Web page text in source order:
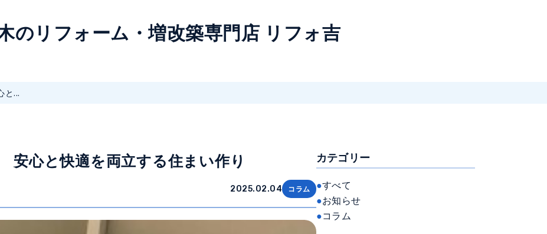
のリフォーム・増改築専門店 リフォ吉
と...
心と快適を両立する住まい作り
2025.02.04 コラム
カテゴリー
すべて
お知らせ
コラム